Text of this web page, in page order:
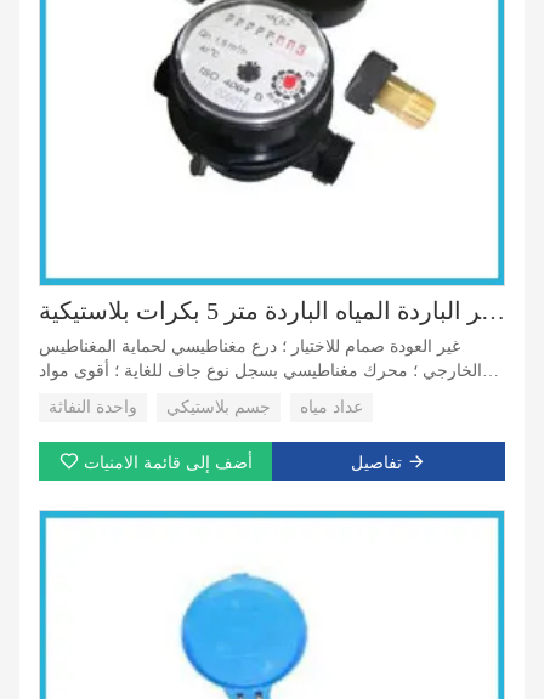
واحد جت سوبر سوبر الباردة المياه الباردة متر 5 بكرات بلاستيكية
غير العودة صمام للاختيار ؛ درع مغناطيسي لحماية المغناطيس
الخارجي ؛ محرك مغناطيسي بسجل نوع جاف للغاية ؛ أقوى مواد
واحدة النفاثة جسم بلاستيكي عداد مياه
أضف إلى قائمة الامنيات تفاصيل